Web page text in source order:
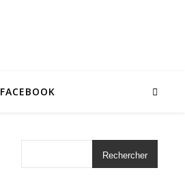
FACEBOOK
Rechercher